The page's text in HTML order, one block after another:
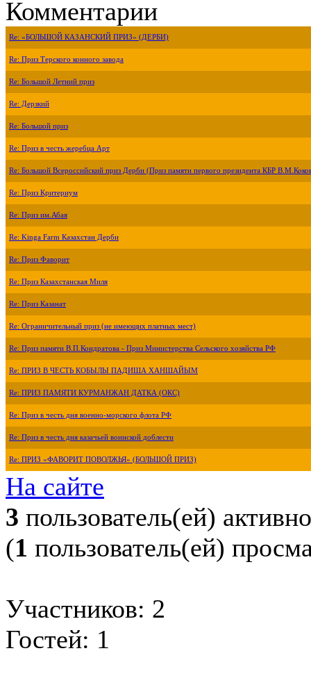
Комментарии
Re: «БОЛЬШОЙ КАЗАНСКИЙ ПРИЗ» (ДЕРБИ)
Re: Приз Терского конного завода
Re: Большой Летний приз
Re: Дерзкий
Re: Большой приз
Re: Приз в честь жеребца Арт
Re: Большой Всероссийский приз Дерби (Приз памяти первого президента КБР
Re: Приз Критериум
Re: Приз им.Абая
Re: Kinga Farm Казахстан Дерби
Re: Приз Фаворит
Re: Приз Казахстанская Миля
Re: Приз Казанат
Re: Ограничительный приз (не имеющих платных мест)
Re: Приз памяти В.П.Кондратова - Приз Министерства Сельского хозяйства РФ
Re: ПРИЗ В ЧЕСТЬ КОБЫЛЫ ПАДИША ХАНШАЙЫМ
Re: ПРИЗ ПАМЯТИ КУРМАНЖАН ДАТКА (ОКС)
Re: Приз в честь дня военно-морского флота РФ
Re: Приз в честь дня казачьей воинской доблести
Re: ПРИЗ «ФАВОРИТ ПОВОЛЖЬЯ» (БОЛЬШОЙ ПРИЗ)
На сайте
3 пользователь(ей) активно
(1 пользователь(ей)
Участников: 2
Гостей: 1